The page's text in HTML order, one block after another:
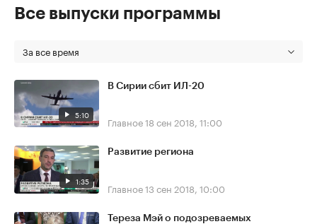
Все выпуски программы
За все время
5:10
В Сирии сбит ИЛ-20
Главное18 сен 2018, 11:00
1:35
Развитие региона
Главное13 сен 2018, 10:00
Тереза Мэй о подозреваемых